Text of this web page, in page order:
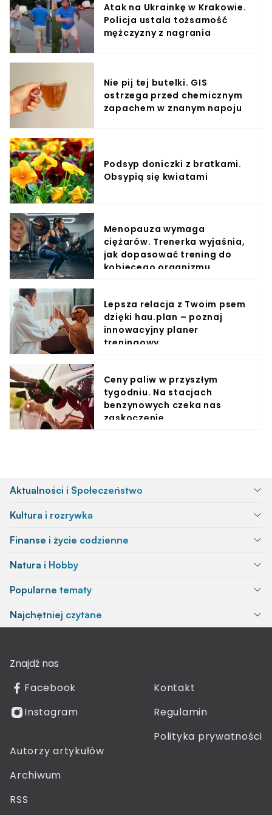
Atak na Ukrainkę w Krakowie.
Policja ustala tożsamość
mężczyzny z nagrania
Nie pij tej butelki. GIS
ostrzega przed chemicznym
zapachem w znanym napoju
Podsyp doniczki z bratkami.
Obsypią się kwiatami
Menopauza wymaga
ciężarów. Trenerka wyjaśnia,
jak dopasować trening do
kobiecego organizmu
Lepsza relacja z Twoim psem
dzięki hau.plan – poznaj
innowacyjny planer
treningowy
Ceny paliw w przyszłym
tygodniu. Na stacjach
benzynowych czeka nas
zaskoczenie
Aktualności i Społeczeństwo
Kultura i rozrywka
Finanse i życie codzienne
Natura i Hobby
Popularne tematy
Najchętniej czytane
Znajdź nas
Facebook
Instagram
Kontakt
Regulamin
Polityka prywatności
Autorzy artykułów
Archiwum
RSS